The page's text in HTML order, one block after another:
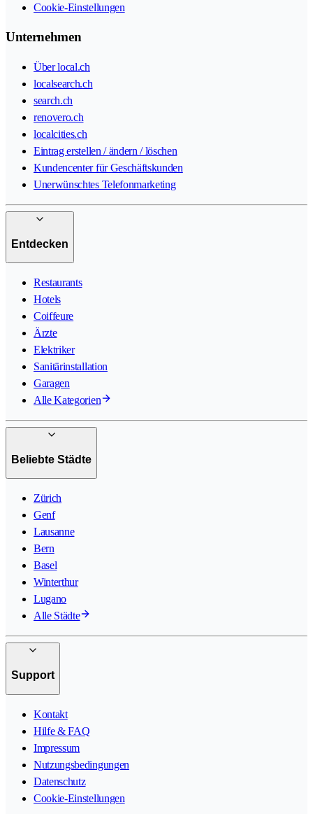
Cookie-Einstellungen
Unternehmen
Über local.ch
localsearch.ch
search.ch
renovero.ch
localcities.ch
Eintrag erstellen / ändern / löschen
Kundencenter für Geschäftskunden
Unerwünschtes Telefonmarketing
Entdecken
Restaurants
Hotels
Coiffeure
Ärzte
Elektriker
Sanitärinstallation
Garagen
Alle Kategorien
Beliebte Städte
Zürich
Genf
Lausanne
Bern
Basel
Winterthur
Lugano
Alle Städte
Support
Kontakt
Hilfe & FAQ
Impressum
Nutzungsbedingungen
Datenschutz
Cookie-Einstellungen